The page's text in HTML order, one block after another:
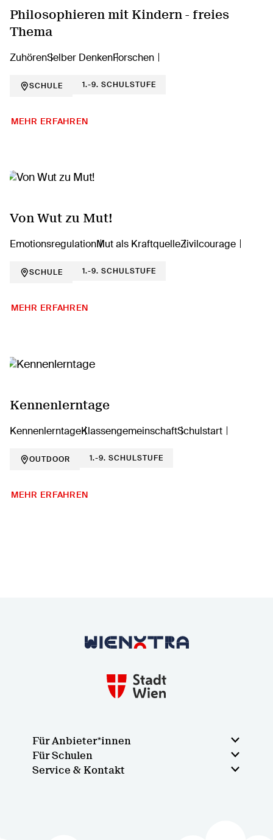
Philosophieren mit Kindern - freies
Thema
ZuhörenSelber DenkenForschen
SCHULE 1.-9. SCHULSTUFE
MEHR ERFAHREN
Von Wut zu Mut!
EmotionsregulationMut als KraftquelleZivilcourage
SCHULE 1.-9. SCHULSTUFE
MEHR ERFAHREN
Kennenlerntage
KennenlerntageKlassengemeinschaftSchulstart
OUTDOOR 1.-9. SCHULSTUFE
MEHR ERFAHREN
Zurück zur Startseite
Für Anbieter*innen
Für Schulen
Service & Kontakt